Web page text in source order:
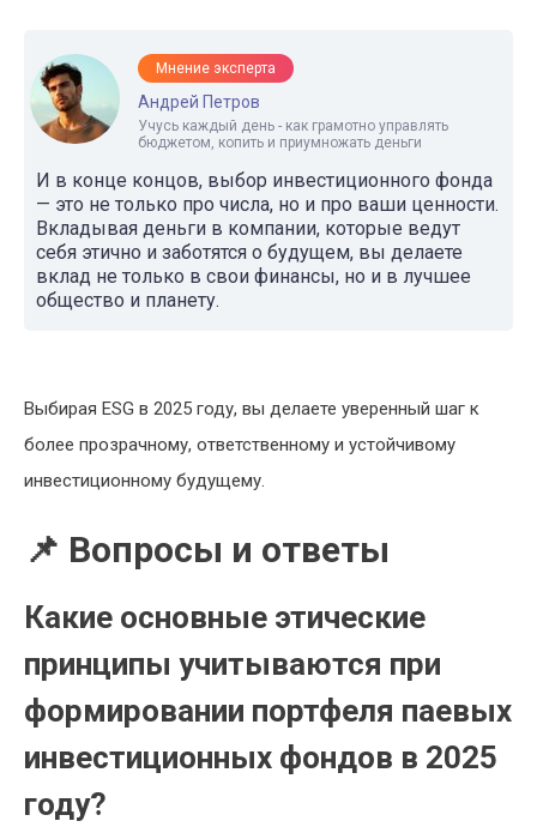
Мнение эксперта
Андрей Петров
Учусь каждый день - как грамотно управлять
бюджетом, копить и приумножать деньги
И в конце концов, выбор инвестиционного фонда
— это не только про числа, но и про ваши ценности.
Вкладывая деньги в компании, которые ведут
себя этично и заботятся о будущем, вы делаете
вклад не только в свои финансы, но и в лучшее
общество и планету.
Выбирая ESG в 2025 году, вы делаете уверенный шаг к
более прозрачному, ответственному и устойчивому
инвестиционному будущему.
📌 Вопросы и ответы
Какие основные этические
принципы учитываются при
формировании портфеля паевых
инвестиционных фондов в 2025
году?